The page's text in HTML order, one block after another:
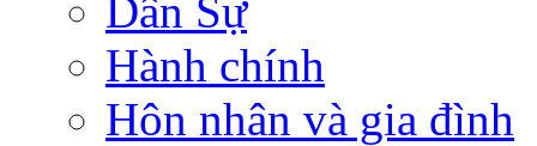
Dân Sự
Hành chính
Hôn nhân và gia đình